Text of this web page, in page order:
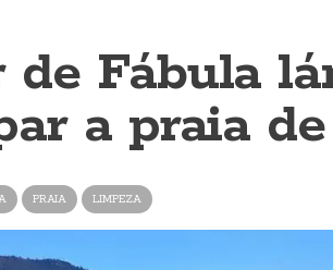
de Fábula
a praia
PRAIA LIMPEZA